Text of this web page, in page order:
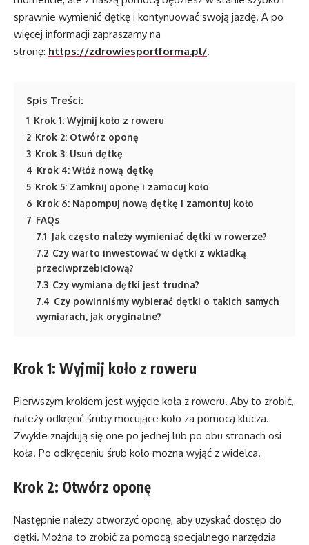
sprawnie wymienić dętkę i kontynuować swoją jazdę. A po
więcej informacji zapraszamy na
stronę: https://zdrowiesportforma.pl/.
Spis Treści:
1 Krok 1: Wyjmij koło z roweru
2 Krok 2: Otwórz oponę
3 Krok 3: Usuń dętkę
4 Krok 4: Włóż nową dętkę
5 Krok 5: Zamknij oponę i zamocuj koło
6 Krok 6: Napompuj nową dętkę i zamontuj koło
7 FAQs
7.1 Jak często należy wymieniać dętki w rowerze?
7.2 Czy warto inwestować w dętki z wkładką
przeciwprzebiciową?
7.3 Czy wymiana dętki jest trudna?
7.4 Czy powinniśmy wybierać dętki o takich samych
wymiarach, jak oryginalne?
Krok 1: Wyjmij koło z roweru
Pierwszym krokiem jest wyjęcie koła z roweru. Aby to zrobić,
należy odkręcić śruby mocujące koło za pomocą klucza.
Zwykle znajdują się one po jednej lub po obu stronach osi
koła. Po odkręceniu śrub koło można wyjąć z widelca.
Krok 2: Otwórz oponę
Następnie należy otworzyć oponę, aby uzyskać dostęp do
dętki. Można to zrobić za pomocą specjalnego narzędzia